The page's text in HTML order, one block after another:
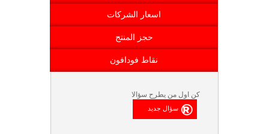
اسعار الشركات
حجز المنتج
نقاط فودافون
كن اول من يطرح سؤالا